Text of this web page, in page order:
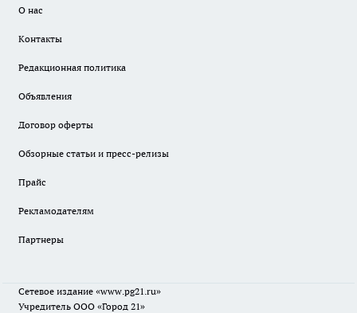
О нас
Контакты
Редакционная политика
Объявления
Договор оферты
Обзорные статьи и пресс-релизы
Прайс
Рекламодателям
Партнеры
Сетевое издание «www.pg21.ru»
Учредитель ООО «Город 21»